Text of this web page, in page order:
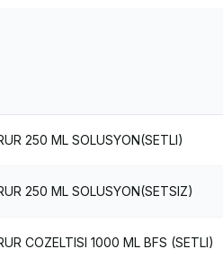
250 ML SOLUSYON(SETLI)
250 ML SOLUSYON(SETSIZ)
COZELTISI 1000 ML BFS (SETLI)